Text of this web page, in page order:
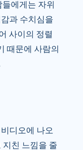
에게는 자위
과 수치심을
사이의 정렬
때문에 사람의
디오에 나오
지친 느낌을 줄